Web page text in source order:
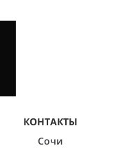
КОНТАКТЫ
Сочи